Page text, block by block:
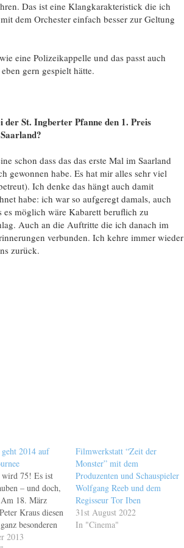
Das ist eine Klangkarakteristick die ich
dem Orchester einfach besser zur Geltung
eine Polizeikappelle und das passt auch
gern gespielt hätte.
St. Ingberter Pfanne den 1. Preis
schon dass das das erste Mal im Saarland
gewonnen habe. Es hat mir alles sehr viel
Ich denke das hängt auch damit
habe: ich war so aufgeregt damals, auch
möglich wäre Kabarett beruflich zu
Auch an die Auftritte die ich danach im
verbunden. Ich kehre immer wieder
zurück.
2014 auf
wird 75! Es ist
– und doch,
18. März
Kraus diesen
besonderen
Jahre! Aber
2013
Filmwerkstatt “Zeit der
Monster” mit dem
Produzenten und Schauspieler
Wolfgang Reeb und dem
Regisseur Tor Iben
31st August 2022
In "Cinema"